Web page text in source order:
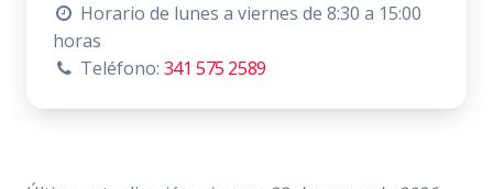
Horario de lunes a viernes de 8:30 a 15:00
horas
Teléfono: 341 575 2589